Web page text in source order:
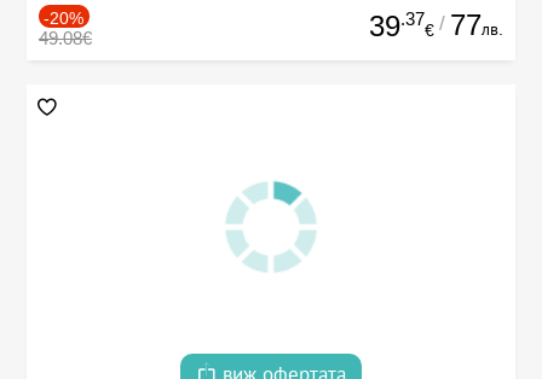
-20%
49.08€ 39.37
€ / 77лв.
виж офертата